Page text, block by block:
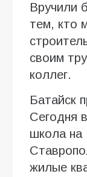
Вручили
тем, кто
своим
коллег.
Батайск
Сегодня
школа на
жилые